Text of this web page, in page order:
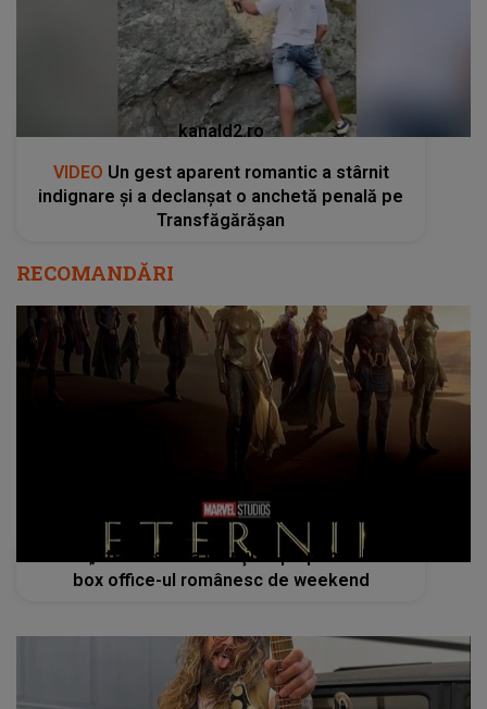
kanald2.ro
VIDEO Un gest aparent romantic a stârnit
indignare și a declanșat o anchetă penală pe
Transfăgărășan
RECOMANDĂRI
Filmul „Eternals” s-a menţinut pe primul loc în
box office-ul românesc de weekend